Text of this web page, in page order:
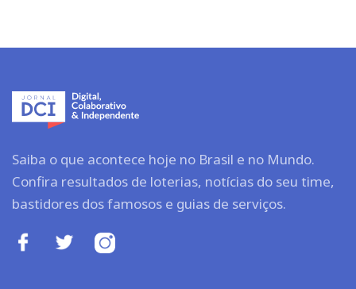
Saiba o que acontece hoje no Brasil e no Mundo.
Confira resultados de loterias, notícias do seu time,
bastidores dos famosos e guias de serviços.